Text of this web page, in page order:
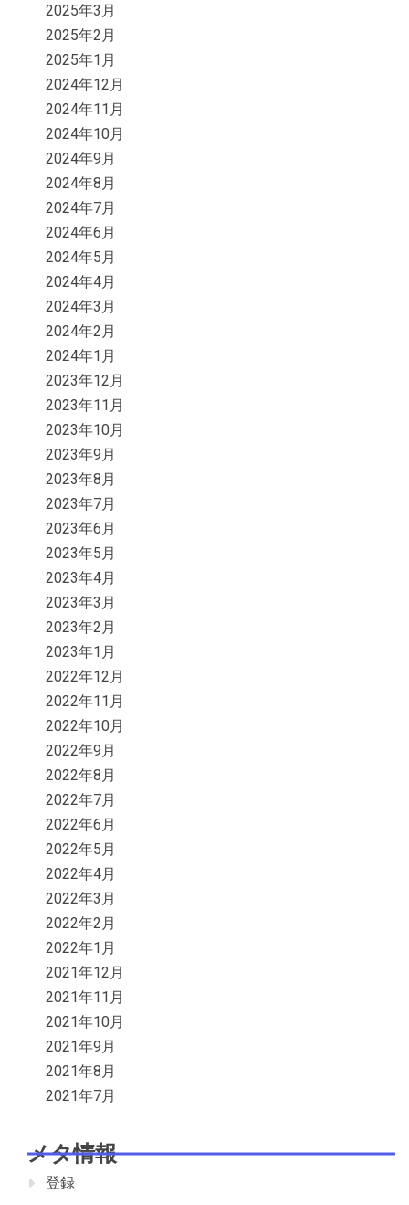
2025年3月
2025年2月
2025年1月
2024年12月
2024年11月
2024年10月
2024年9月
2024年8月
2024年7月
2024年6月
2024年5月
2024年4月
2024年3月
2024年2月
2024年1月
2023年12月
2023年11月
2023年10月
2023年9月
2023年8月
2023年7月
2023年6月
2023年5月
2023年4月
2023年3月
2023年2月
2023年1月
2022年12月
2022年11月
2022年10月
2022年9月
2022年8月
2022年7月
2022年6月
2022年5月
2022年4月
2022年3月
2022年2月
2022年1月
2021年12月
2021年11月
2021年10月
2021年9月
2021年8月
2021年7月
メタ情報
登録